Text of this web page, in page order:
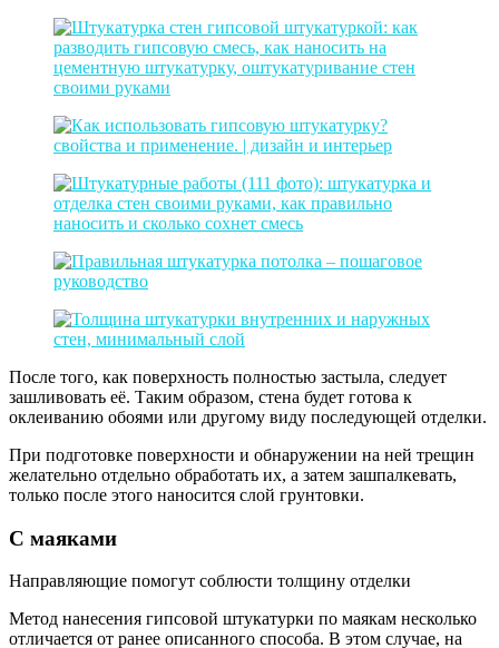
После того, как поверхность полностью застыла, следует
зашливовать её. Таким образом, стена будет готова к
оклеиванию обоями или другому виду последующей отделки.
При подготовке поверхности и обнаружении на ней трещин
желательно отдельно обработать их, а затем зашпалкевать,
только после этого наносится слой грунтовки.
С маяками
Направляющие помогут соблюсти толщину отделки
Метод нанесения гипсовой штукатурки по маякам несколько
отличается от ранее описанного способа. В этом случае, на